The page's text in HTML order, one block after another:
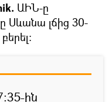
ԱԻՆ-ը
Սևանա լճից 30-
ին